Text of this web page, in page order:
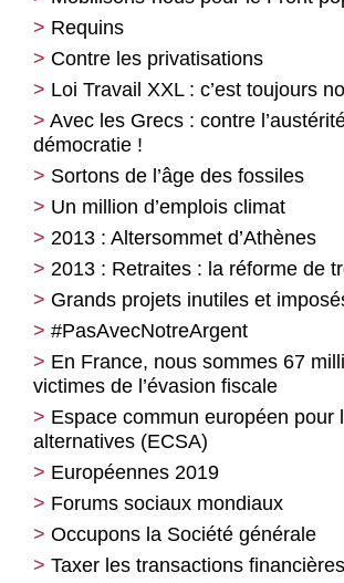
Requins
Contre les privatisations
Loi Travail XXL : c’est toujours
Avec les Grecs : contre
démocratie !
Sortons de l’âge des fossiles
Un million d’emplois climat
2013 : Altersommet d’Athènes
2013 : Retraites : la réforme de
Grands projets inutiles et
#PasAvecNotreArgent
En France, nous sommes 67
victimes de l’évasion fiscale
Espace commun européen pour
alternatives (ECSA)
Européennes 2019
Forums sociaux mondiaux
Occupons la Société générale
Taxer les transactions financières